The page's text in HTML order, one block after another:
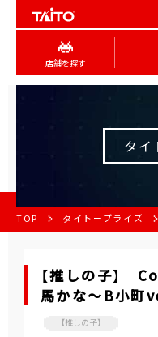
店舗を探す
タイ
TOP タイトープライズ
【推しの子】
馬かな～B小町
【推しの子】